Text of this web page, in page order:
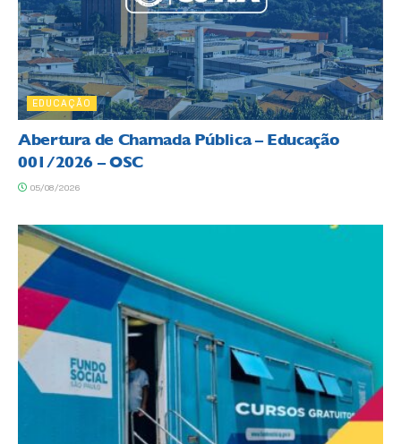
EDUCAÇÃO
Abertura de Chamada Pública – Educação
001/2026 – OSC
05/08/2026